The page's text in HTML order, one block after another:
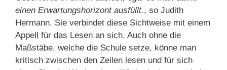
einen Erwartungshorizont ausfüllt., so Judith
Hermann. Sie verbindet diese Sichtweise mit einem
Appell für das Lesen an sich. Auch ohne die
Maßstäbe, welche die Schule setze, könne man
kritisch zwischen den Zeilen lesen und für sich